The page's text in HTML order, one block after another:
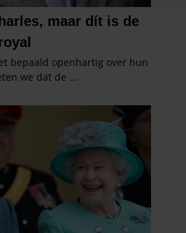
site met onze partners voor social
Deze partners kunnen deze
andere informatie die u aan ze
verzameld op basis van uw
akkoord met onze cookies als u